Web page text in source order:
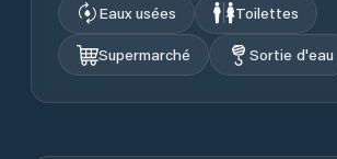
Eaux usées
Toilettes
Supermarché
Sortie d'eau